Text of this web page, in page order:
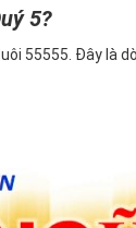
5?
55555. Đây là